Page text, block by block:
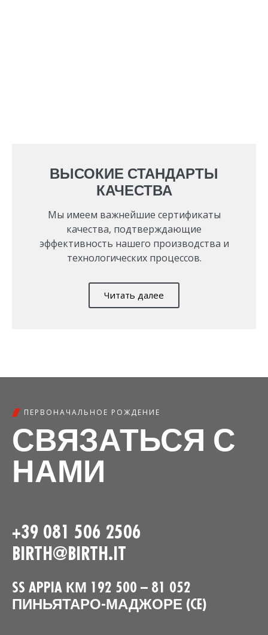
ВЫСОКИЕ СТАНДАРТЫ
КАЧЕСТВА
Мы имеем важнейшие сертификаты
качества, подтверждающие
эффективность нашего производства и
технологических процессов.
Читать далее
ПЕРВОНАЧАЛЬНОЕ РОЖДЕНИЕ
СВЯЗАТЬСЯ С
НАМИ
+39 081 506 2506
BIRTH@BIRTH.IT
SS APPIA КМ 192 500 – 81 052
ПИНЬЯТАРО-МАДЖОРЕ (CE)